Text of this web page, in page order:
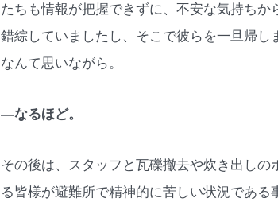
たちも情報が把握できずに、不安な気持ち
錯綜していましたし、そこで彼らを一旦帰し
なんて思いながら。
―なるほど。
その後は、スタッフと瓦礫撤去や炊き出し
る皆様が避難所で精神的に苦しい状況であ